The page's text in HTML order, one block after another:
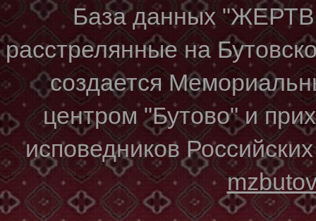
База данных
расстрелянные на
создается
центром "Бутово" и
исповедников